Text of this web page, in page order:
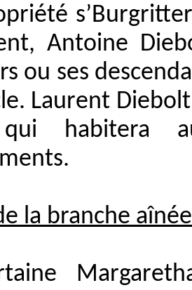
Antoine
ou ses
Laurent
habitera
la branche aînée